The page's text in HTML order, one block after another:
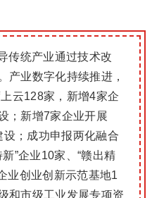
传统产业通过技术改
产业数字化持续推进，
云128家，新增4家企
；新增7家企业开展
设；成功申报两化融合
”企业10家、“赣出精
业创业创新示范基地1
和市级工业发展专项资